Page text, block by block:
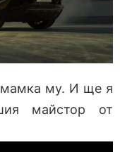
мамка му. И ще я
майстор от